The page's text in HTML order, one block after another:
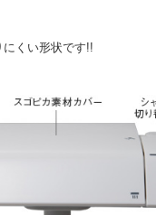
にくい形状です!!